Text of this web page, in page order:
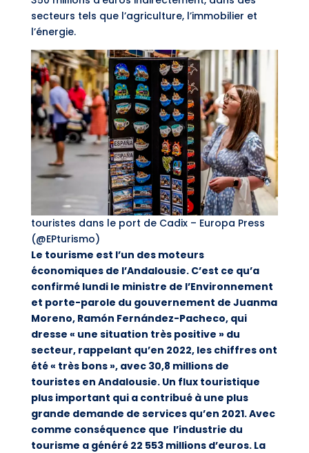
secteurs tels que l’agriculture, l’immobilier et
l’énergie.
touristes dans le port de Cadix – Europa Press
(@EPturismo)
Le tourisme est l’un des moteurs
économiques de l’Andalousie. C’est ce qu’a
confirmé lundi le ministre de l’Environnement
et porte-parole du gouvernement de Juanma
Moreno, Ramón Fernández-Pacheco, qui
dresse « une situation très positive » du
secteur, rappelant qu’en 2022, les chiffres ont
été « très bons », avec 30,8 millions de
touristes en Andalousie. Un flux touristique
plus important qui a contribué à une plus
grande demande de services qu’en 2021. Avec
comme conséquence que l’industrie du
tourisme a généré 22 553 millions d’euros. La